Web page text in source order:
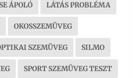
ÁPOLÓ LÁTÁS PROBLÉMA
OKOSSZEMÜVEG
SZEMÜVEG SILMO
SPORT SZEMÜVEG TESZT